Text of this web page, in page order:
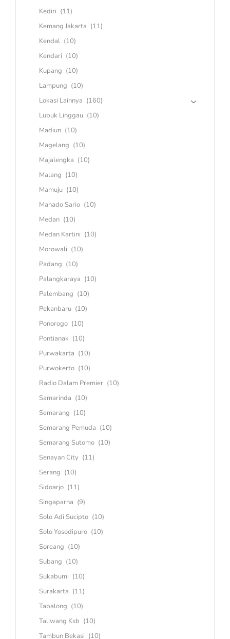
Kediri (11)
Kemang Jakarta (11)
Kendal (10)
Kendari (10)
Kupang (10)
Lampung (10)
Lokasi Lainnya (160)
Lubuk Linggau (10)
Madiun (10)
Magelang (10)
Majalengka (10)
Malang (10)
Mamuju (10)
Manado Sario (10)
Medan (10)
Medan Kartini (10)
Morowali (10)
Padang (10)
Palangkaraya (10)
Palembang (10)
Pekanbaru (10)
Ponorogo (10)
Pontianak (10)
Purwakarta (10)
Purwokerto (10)
Radio Dalam Premier (10)
Samarinda (10)
Semarang (10)
Semarang Pemuda (10)
Semarang Sutomo (10)
Senayan City (11)
Serang (10)
Sidoarjo (11)
Singaparna (9)
Solo Adi Sucipto (10)
Solo Yosodipuro (10)
Soreang (10)
Subang (10)
Sukabumi (10)
Surakarta (11)
Tabalong (10)
Taliwang Ksb (10)
Tambun Bekasi (10)